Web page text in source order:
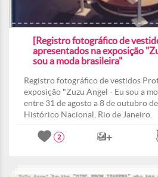
[Registro fotográfico de
apresentados na exposição
sou a moda brasileira"
Registro fotográfico de vestidos
exposição "Zuzu Angel - Eu sou a
entre 31 de agosto a 8 de outubro
Histórico Nacional, Rio de Janeiro.
2